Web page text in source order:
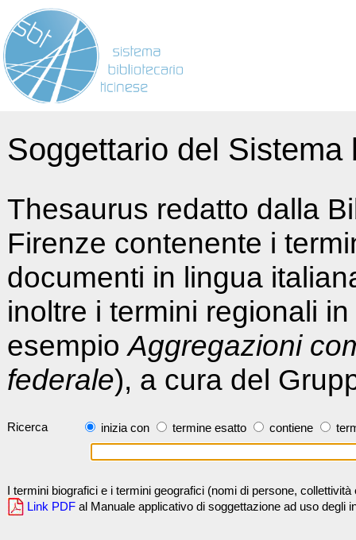
Soggettario del
Thesaurus redatto dalla
Firenze contenente i
documenti in lingua
inoltre i termini regionali
esempioAggregazioni
federale), a cura del
Ricerca inizia con termine esatto contiene
I termini biografici e i termini geografici (nomi di persone,
Link PDF al Manuale applicativo di soggettazione ad uso degli